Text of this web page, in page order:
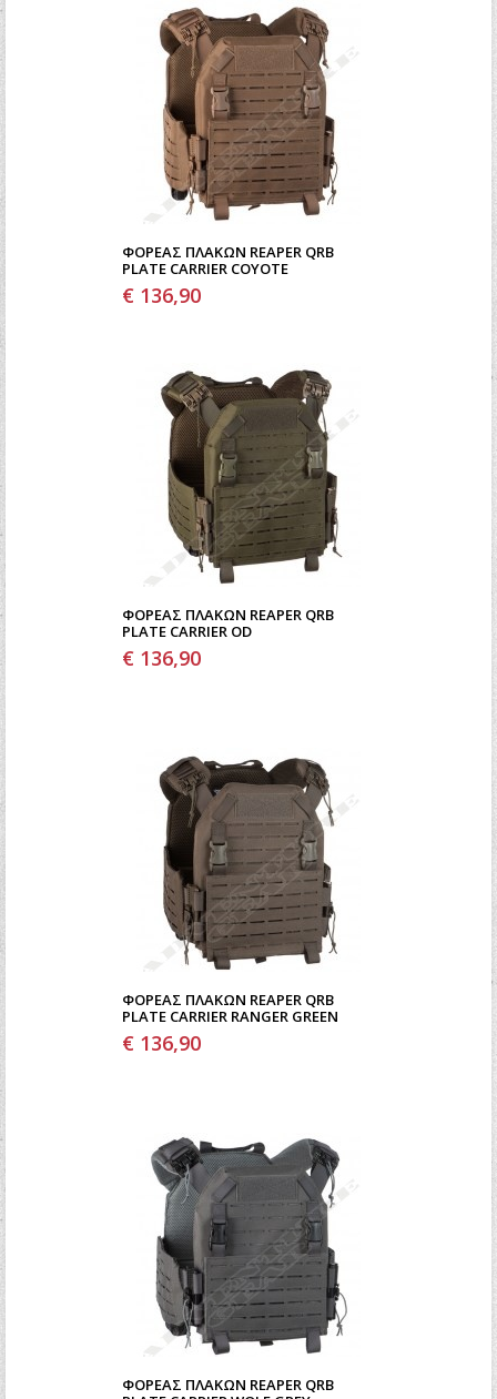
ΦΟΡΈΑΣ ΠΛΑΚΏΝ REAPER QRB
PLATE CARRIER COYOTE
€ 136,90
ΦΟΡΈΑΣ ΠΛΑΚΏΝ REAPER QRB
PLATE CARRIER OD
€ 136,90
ΦΟΡΈΑΣ ΠΛΑΚΏΝ REAPER QRB
PLATE CARRIER RANGER GREEN
€ 136,90
ΦΟΡΈΑΣ ΠΛΑΚΏΝ REAPER QRB